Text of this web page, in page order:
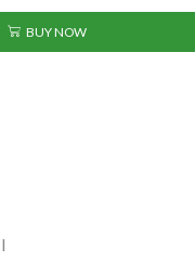
BUY NOW